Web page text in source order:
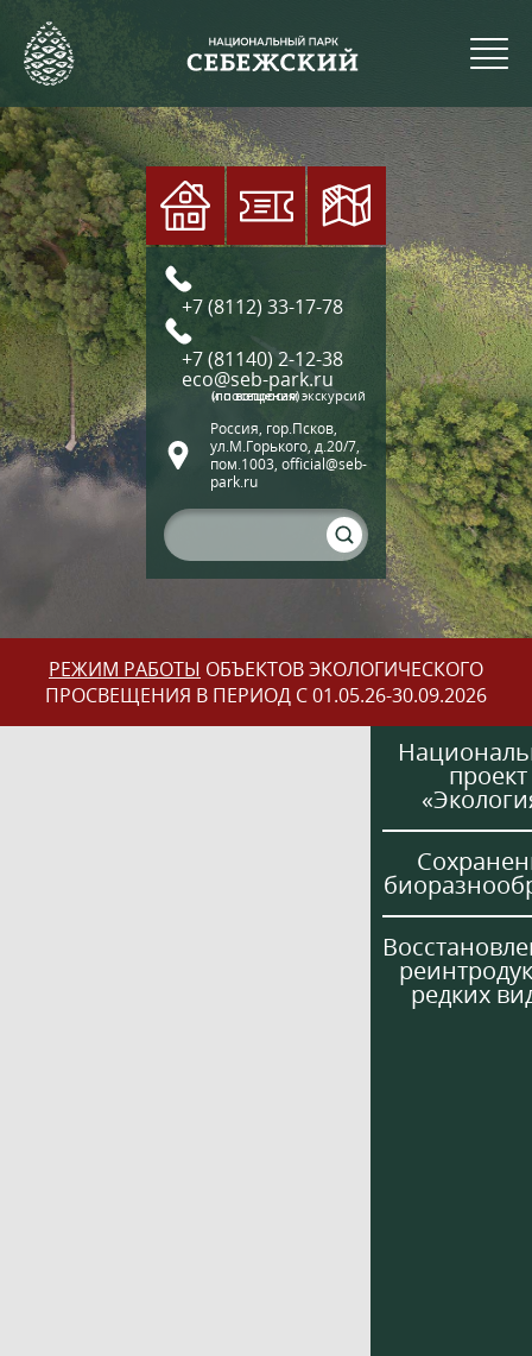
+7 (8112) 33-17-78
+7 (81140) 2-12-38
eco@seb-park.ru
(по вопросам экскурсий и посещения)
Россия, гор.Псков,
ул.М.Горького, д.20/7,
пом.1003, official@seb-
park.ru
РЕЖИМ РАБОТЫ ОБЪЕКТОВ ЭКОЛОГИЧЕСКОГО
ПРОСВЕЩЕНИЯ В ПЕРИОД С 01.05.26-30.09.2026
проект
редких